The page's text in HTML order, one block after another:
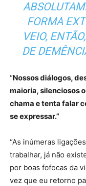
FORMA
VEIO,
DE
“Nossos diálogos,
maioria, silenciosos
chama e tenta falar
se expressar.”
“As inúmeras
trabalhar, já não
por boas fofocas da
vez que eu retorno